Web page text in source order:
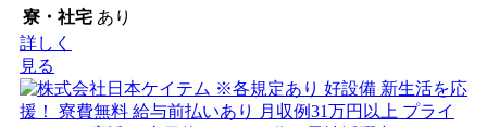
寮・社宅 あり
詳しく
見る